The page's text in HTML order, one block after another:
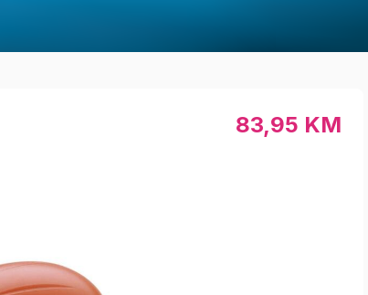
83,95 KM